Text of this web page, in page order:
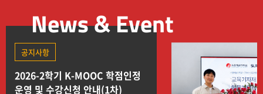
News & Event
공지사항
2026-2학기 K-MOOC 학점인정
운영 및 수강신청 안내(1차)